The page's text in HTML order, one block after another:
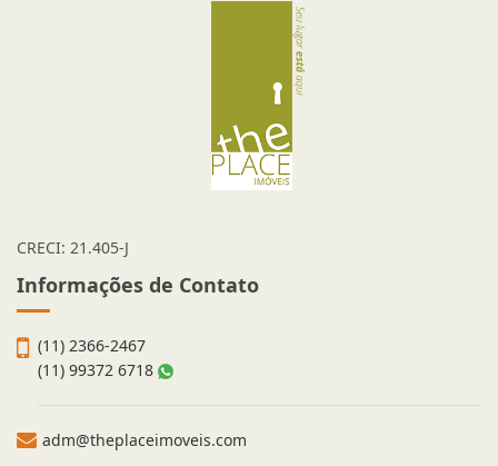
CRECI: 21.405-J
Informações de Contato
(11) 2366-2467
(11) 99372 6718